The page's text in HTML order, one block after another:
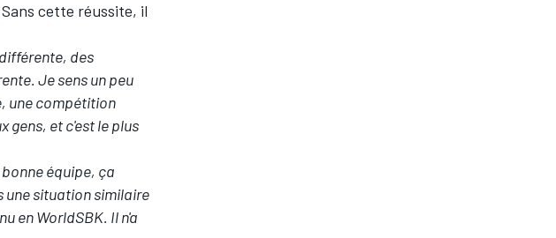
cette réussite, il
des
Je sens un peu
une compétition
gens, et c'est le plus
équipe, ça
une situation similaire
en WorldSBK. Il n'a